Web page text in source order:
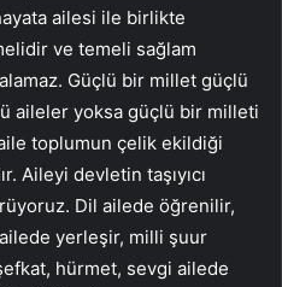
ailesi ile birlikte
ve temeli sağlam
Güçlü bir millet güçlü
aileler yoksa güçlü bir milleti
aile toplumun çelik ekildiği
Aileyi devletin taşıyıcı
Dil ailede öğrenilir,
yerleşir, milli şuur
hürmet, sevgi ailede